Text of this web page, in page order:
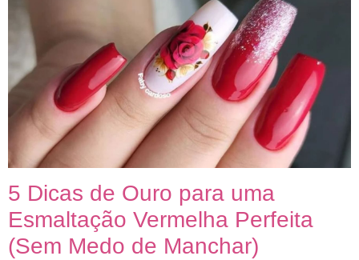
5 Dicas de Ouro para uma
Esmaltação Vermelha Perfeita
(Sem Medo de Manchar)